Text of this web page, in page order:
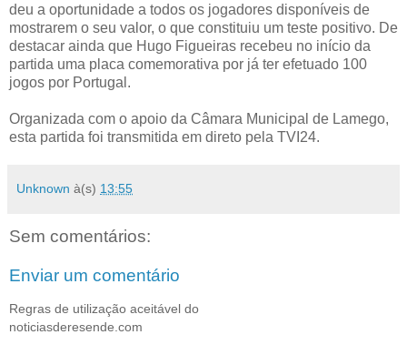
deu a oportunidade a todos os jogadores disponíveis de
mostrarem o seu valor, o que constituiu um teste positivo. De
destacar ainda que Hugo Figueiras recebeu no início da
partida uma placa comemorativa por já ter efetuado 100
jogos por Portugal.
Organizada com o apoio da Câmara Municipal de Lamego,
esta partida foi transmitida em direto pela TVI24.
Unknown à(s) 13:55
Sem comentários:
Enviar um comentário
Regras de utilização aceitável do
noticiasderesende.com